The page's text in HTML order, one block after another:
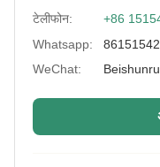
Warranty: 2 वर्ष
Service Provided: रखरखाव
Control Way:
Name: ट्यूब
टेलीफोन:
+86
Whatsapp:
WeChat: